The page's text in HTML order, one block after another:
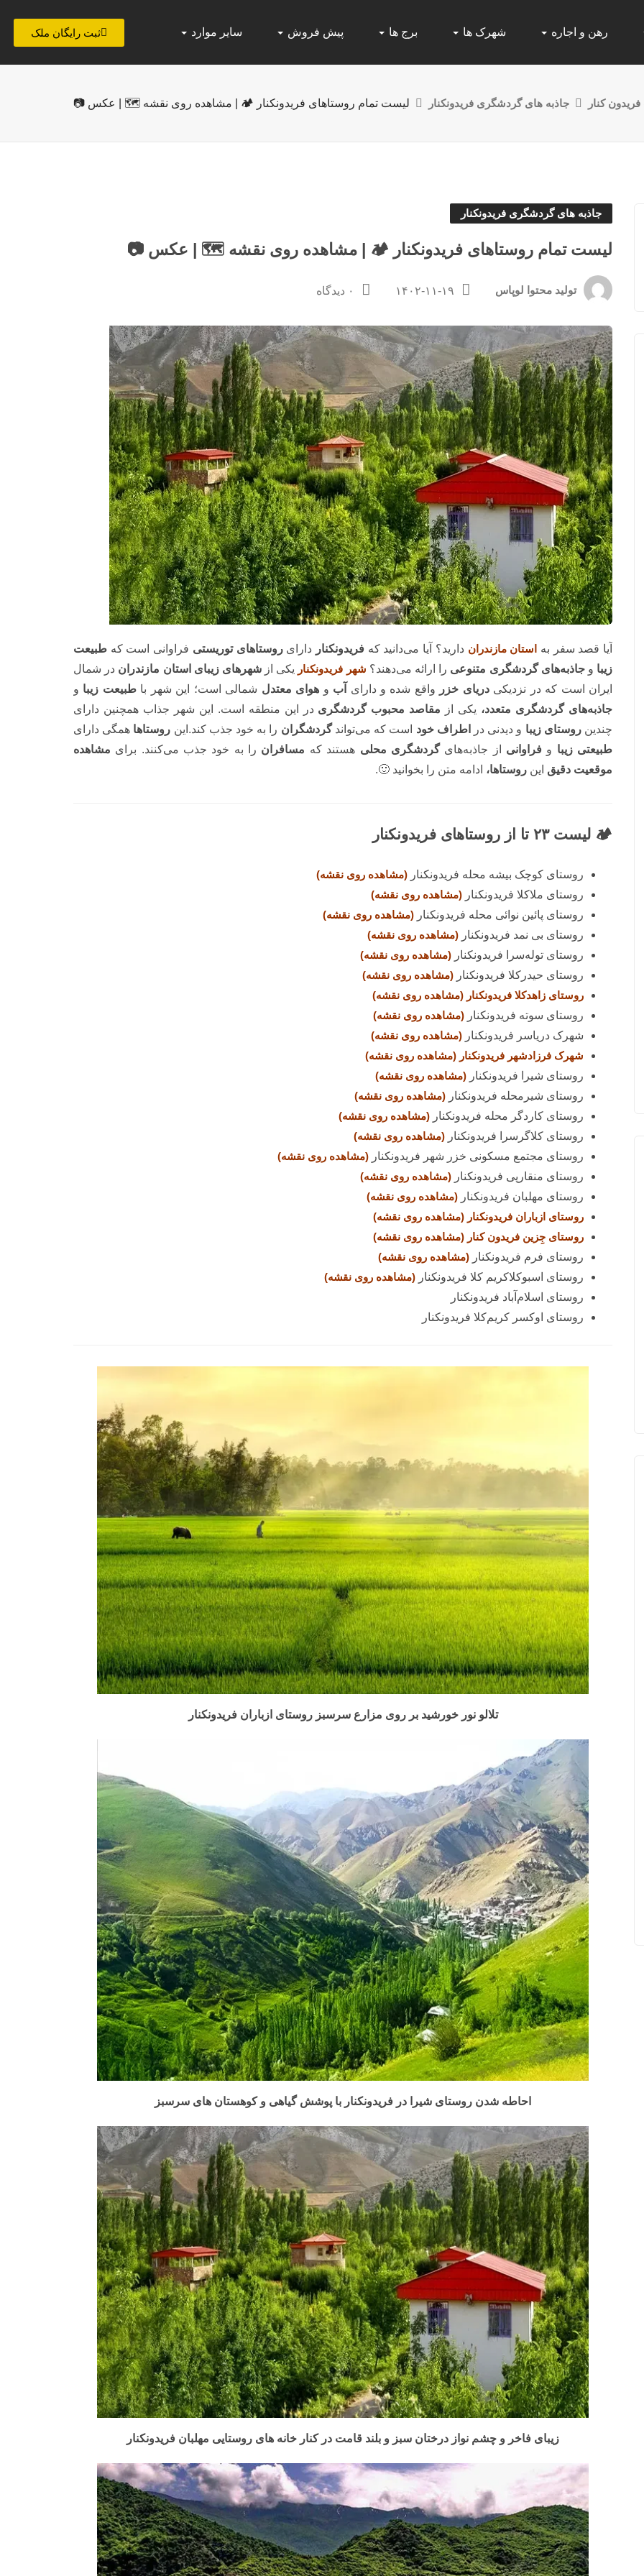
رهن و اجاره شهرک ها برج ها پیش فروش سایر موارد ثبت رایگان ملک
کنار جاذبه های گردشگری فریدونکنار لیست تمام روستاهای فریدونکنار 🏕️ | مشاهده روی نقشه 🗺️ | عکس 📷
جاذبه های گردشگری فریدونکنار
لیست تمام روستاهای فریدونکنار 🏕️ | مشاهده روی نقشه 🗺️ | عکس 📷
تولید محتوا لوپاس ۱۴۰۲-۱۱-۱۹ ۰ دیدگاه
آیا قصد سفر به استان مازندران دارید؟ آیا می‌دانید که فریدونکنار دارایروستاهای توریستی فراوانی است که طبیعت
زیبا وجاذبه‌های گردشگری متنوعی را ارائه می‌دهند؟ شهر فریدونکنار یکی ازشهرهای زیبای استان مازندران در شمال
ایران است که در نزدیکیدریای خزر واقع شده و دارای آب و هوای معتدل شمالی است؛ این شهر باطبیعت زیبا و
جاذبه‌های گردشگری متعدد، یکی از مقاصد محبوب گردشگری در این منطقه است. این شهر جذاب همچنین دارای
چندینروستای زیبا و دیدنی در اطراف خود است که می‌تواندگردشگران را به خود جذب کند.این روستاها همگی دارای
طبیعتی زیبا و فراوانی از جاذبه‌هایگردشگری محلی هستند که مسافران را به خود جذب می‌کنند. برای مشاهده
موقعیت دقیق این روستاها، ادامه متن را بخوانید 🙂.
🏕️ لیست ۲۳ تا از روستاهای فریدونکنار
روستای کوچک بیشه محله فریدونکنار (مشاهده روی نقشه)
روستای ملاکلا فریدونکنار (مشاهده روی نقشه)
روستای پائین نوائی محله فریدونکنار (مشاهده روی نقشه)
روستای بی نمد فریدونکنار (مشاهده روی نقشه)
روستای توله‌سرا فریدونکنار (مشاهده روی نقشه)
روستای حیدرکلا فریدونکنار (مشاهده روی نقشه)
روستای زاهدکلا فریدونکنار (مشاهده روی نقشه)
روستای سوته فریدونکنار (مشاهده روی نقشه)
شهرک دریاسر فریدونکنار (مشاهده روی نقشه)
شهرک فرزادشهر فریدونکنار (مشاهده روی نقشه)
روستای شیرا فریدونکنار (مشاهده روی نقشه)
روستای شیرمحله فریدونکنار (مشاهده روی نقشه)
روستای کاردگر محله فریدونکنار (مشاهده روی نقشه)
روستای کلاگرسرا فریدونکنار (مشاهده روی نقشه)
روستای مجتمع مسکونی خزر شهر فریدونکنار (مشاهده روی نقشه)
روستای منقارپی فریدونکنار (مشاهده روی نقشه)
روستای مهلبان فریدونکنار (مشاهده روی نقشه)
روستای ازباران فریدونکنار (مشاهده روی نقشه)
روستای جِزین فریدون کنار (مشاهده روی نقشه)
روستای فرم فریدونکنار (مشاهده روی نقشه)
روستای اسبوکلاکریم کلا فریدونکنار (مشاهده روی نقشه)
روستای اسلام‌آباد فریدونکنار
روستای اوکسر کریم‌کلا فریدونکنار
تلالو نور خورشید بر روی مزارع سرسبز روستای ازباران فریدونکنار
احاطه شدن روستای شیرا در فریدونکنار با پوشش گیاهی و کوهستان های سرسبز
زیبای فاخر و چشم نواز درختان سبز و بلند قامت در کنار خانه های روستایی مهلبان فریدونکنار